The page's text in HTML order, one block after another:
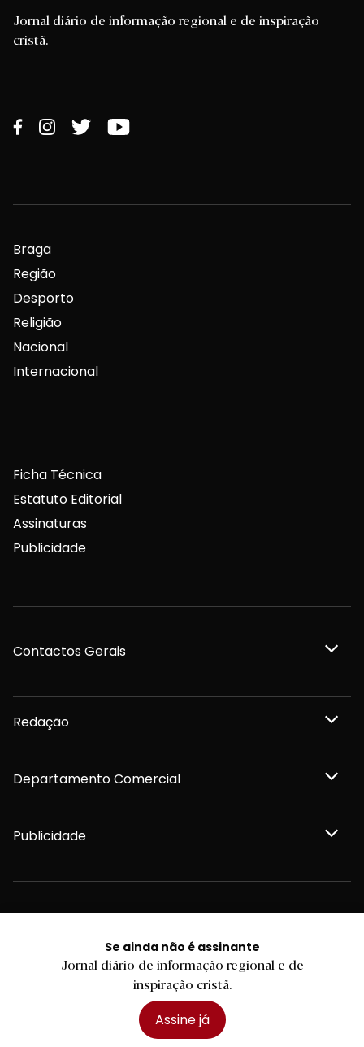
Se ainda não é assinante
Jornal diário de informação regional e de
inspiração cristã.
Assine já
Jornal diário de informação regional e de inspiração
cristã.
Braga
Região
Desporto
Religião
Nacional
Internacional
Ficha Técnica
Estatuto Editorial
Assinaturas
Publicidade
Contactos Gerais
Redação
Departamento Comercial
Publicidade
Declaração de compromisso FSC®
Política de Confidencialidade
Editar Cookies
2026 Diário do Minho, Lda. © Todos os direitos reservados